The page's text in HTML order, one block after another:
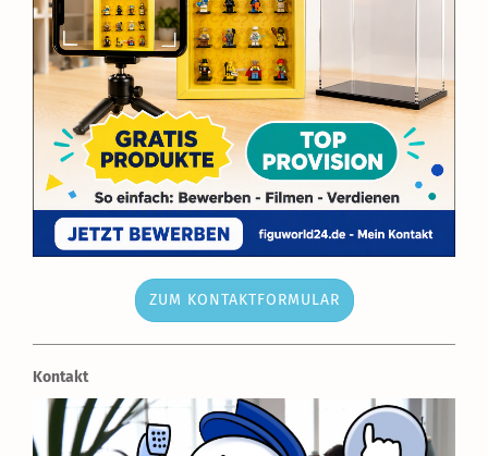
ZUM KONTAKTFORMULAR
Kontakt